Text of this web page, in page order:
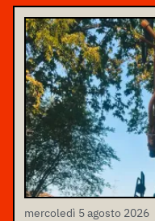
mercoledì 5 agosto 2026